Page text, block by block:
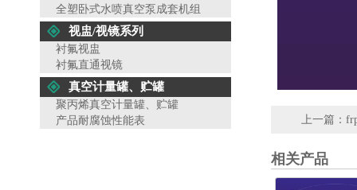
全塑卧式水喷真空泵成套机组
视盅/视镜系列
衬氟视盅
衬氟直通视镜
真空计量罐、贮罐
聚丙烯真空计量罐、贮罐
产品耐腐蚀性能表
上一篇：
相关产品